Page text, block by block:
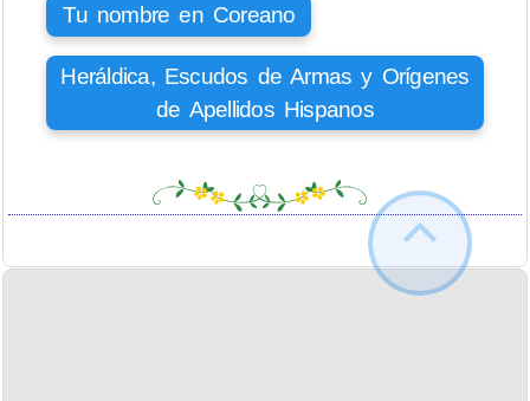
Tu nombre en Coreano
Heráldica, Escudos de Armas y Orígenes
de Apellidos Hispanos